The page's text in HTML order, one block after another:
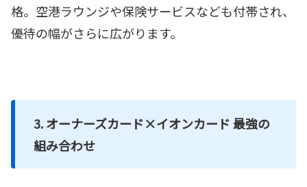
格。空港ラウンジや保険サービスなども付帯され、
優待の幅がさらに広がります。
3. オーナーズカード×イオンカード 最強の
組み合わせ